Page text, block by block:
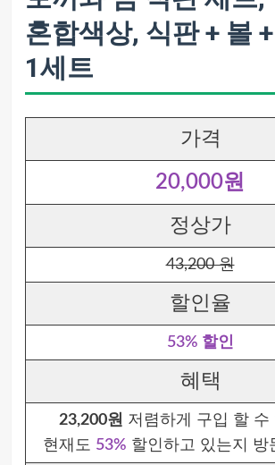
혼합색상, 식판 + 볼
1세트
가격
20,000원
정상가
43,200 원
할인율
53% 할인
혜택
23,200원 저렴하게 구입 할 수
현재도 53% 할인하고 있는지 방